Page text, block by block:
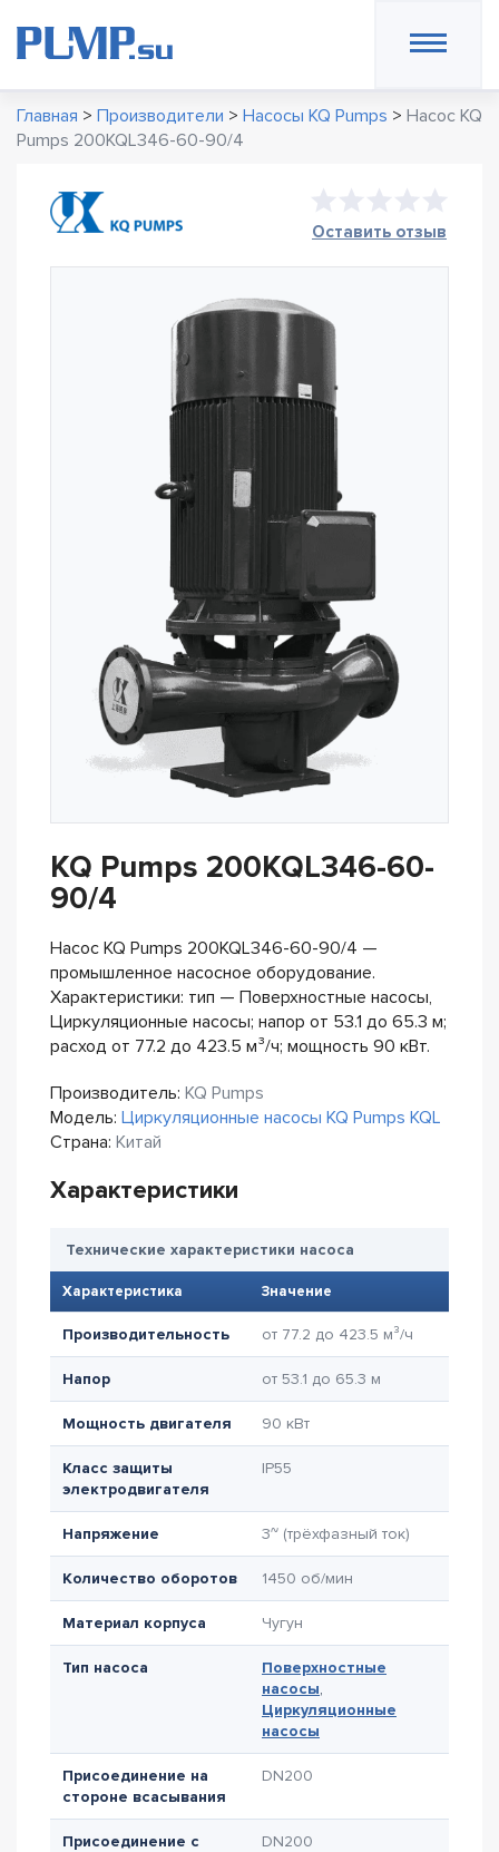
Главная > Производители > Насосы KQ Pumps > Насос KQ
Pumps 200KQL346-60-90/4
Оставить отзыв
KQ Pumps 200KQL346-60-
90/4
Насос KQ Pumps 200KQL346-60-90/4 —
промышленное насосное оборудование.
Характеристики: тип — Поверхностные насосы,
Циркуляционные насосы; напор от 53.1 до 65.3 м;
расход от 77.2 до 423.5 м³/ч; мощность 90 кВт.
Производитель: KQ Pumps
Модель: Циркуляционные насосы KQ Pumps KQL
Страна: Китай
Характеристики
Технические характеристики насоса
Характеристика Значение
Производительность от 77.2 до 423.5 м³/ч
Напор от 53.1 до 65.3 м
Мощность двигателя 90 кВт
Класс защиты
электродвигателя
IP55
Напряжение 3~ (трёхфазный ток)
Количество оборотов 1450 об/мин
Материал корпуса Чугун
Тип насоса
Поверхностные
насосы,
Циркуляционные
насосы
Присоединение на
стороне всасывания
DN200
Присоединение с
DN200